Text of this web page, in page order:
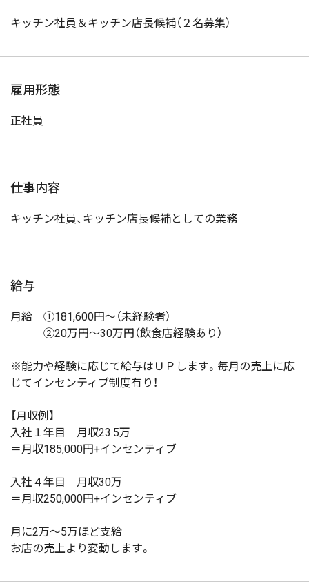
キッチン社員＆キッチン店長候補（２名募集）
雇用形態
正社員
仕事内容
キッチン社員、キッチン店長候補としての業務
給与
月給 ①181,600円～（未経験者）
②20万円～30万円（飲食店経験あり）
※能力や経験に応じて給与はＵＰします。毎月の売上に応
じてインセンティブ制度有り！
【月収例】
入社１年目 月収23.5万
＝月収185,000円+インセンティブ
入社４年目 月収30万
＝月収250,000円+インセンティブ
月に2万～5万ほど支給
お店の売上より変動します。